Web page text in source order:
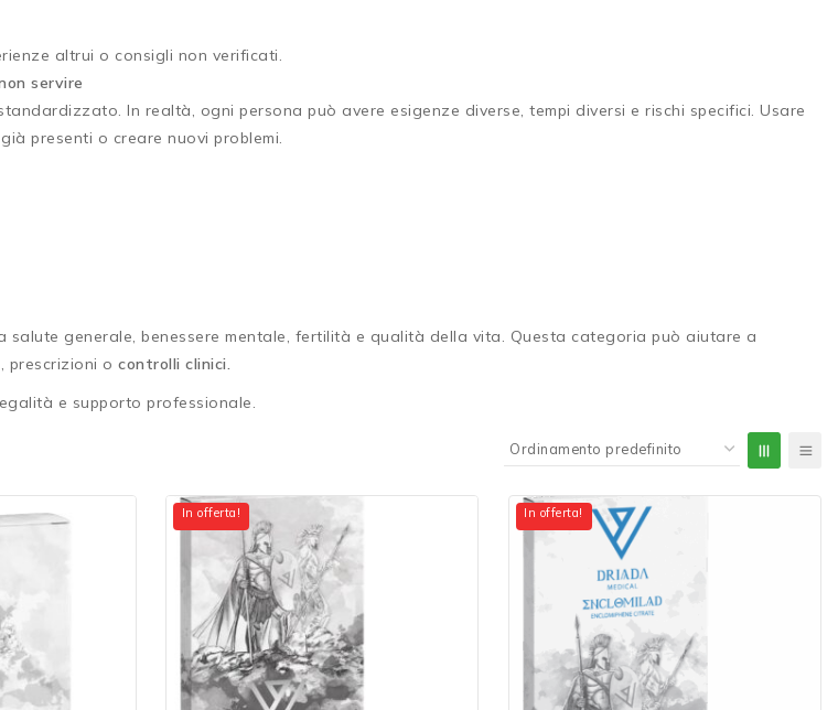
altrui o consigli non verificati.
servire
In realtà, ogni persona può avere esigenze diverse, tempi diversi e rischi specifici. Usare
presenti o creare nuovi problemi.
generale, benessere mentale, fertilità e qualità della vita. Questa categoria può aiutare a
prescrizioni ocontrolli clinici.
e supporto professionale.
In offerta! In offerta!